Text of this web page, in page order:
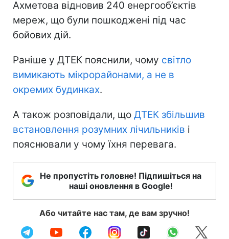
Ахметова відновив 240 енергооб’єктів
мереж, що були пошкоджені під час
бойових дій.
Раніше у ДТЕК пояснили, чому світло
вимикають мікрорайонами, а не в
окремих будинках.
А також розповідали, що ДТЕК збільшив
встановлення розумних лічильників і
пояснювали у чому їхня перевага.
Не пропустіть головне! Підпишіться на
наші оновлення в Google!
Або читайте нас там, де вам зручно!